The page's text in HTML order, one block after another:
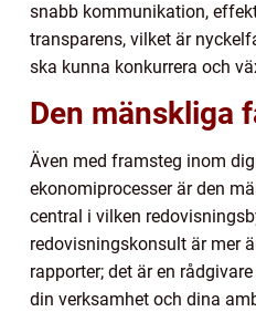
snabb kommunikation,
transparens, vilket är
ska kunna konkurrera och
Den mänskliga
Även med framsteg inom
ekonomiprocesser är den
central i vilken
redovisningskonsult är mer
rapporter; det är en
din verksamhet och dina